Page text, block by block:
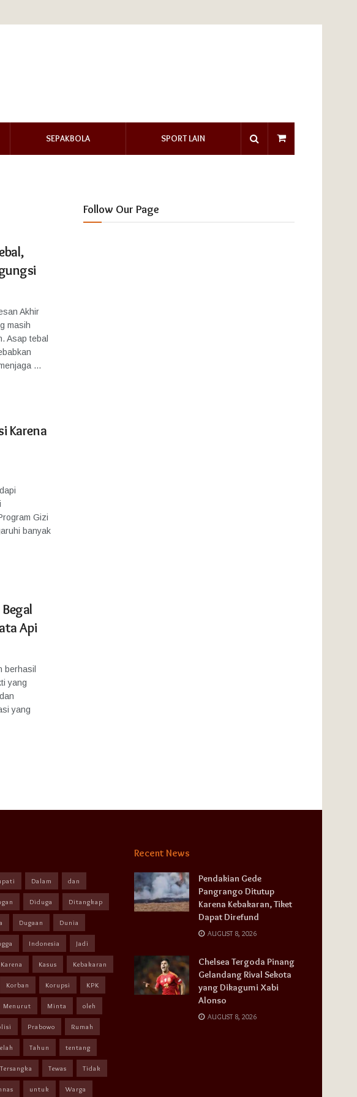
SEPAKBOLA SPORT LAIN
Akhir
masih
Asap tebal
...
Karena
Gizi
banyak
Api
berhasil
yang
yang
Follow Our Page
Dalam dan
Diduga Ditangkap
Dugaan Dunia
Indonesia Jadi
Karena Kasus Kebakaran
Korban Korupsi KPK
Menurut Minta oleh
Prabowo Rumah
Tahun tentang
Tersangka Tewas Tidak
untuk Warga
Recent News
Pendakian Gede
Pangrango Ditutup
Karena Kebakaran, Tiket
Dapat Direfund
AUGUST 8, 2026
Chelsea Tergoda Pinang
Gelandang Rival Sekota
yang Dikagumi Xabi
Alonso
AUGUST 8, 2026